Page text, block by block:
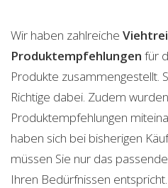
Wir haben zahlreiche
Produktempfehlungen für
Produkte zusammengestellt.
Richtige dabei. Zudem
Produktempfehlungen
haben sich bei bisherigen
müssen Sie nur das
Ihren Bedürfnissen